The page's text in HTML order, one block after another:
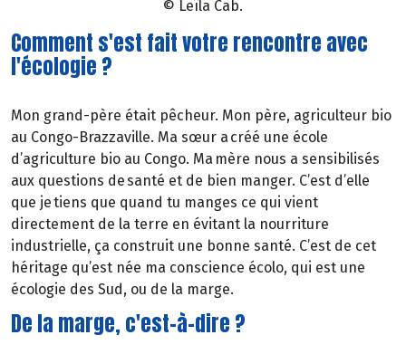
© Leïla Cab.
Comment s'est fait votre rencontre avec
l'écologie ?
Mon grand-père était pêcheur. Mon père, agriculteur bio
au Congo-Brazzaville. Ma sœur a créé une école
d’agriculture bio au Congo. Ma mère nous a sensibilisés
aux questions de santé et de bien manger. C’est d’elle
que je tiens que quand tu manges ce qui vient
directement de la terre en évitant la nourriture
industrielle, ça construit une bonne santé. C’est de cet
héritage qu’est née ma conscience écolo, qui est une
écologie des Sud, ou de la marge.
De la marge, c'est-à-dire ?